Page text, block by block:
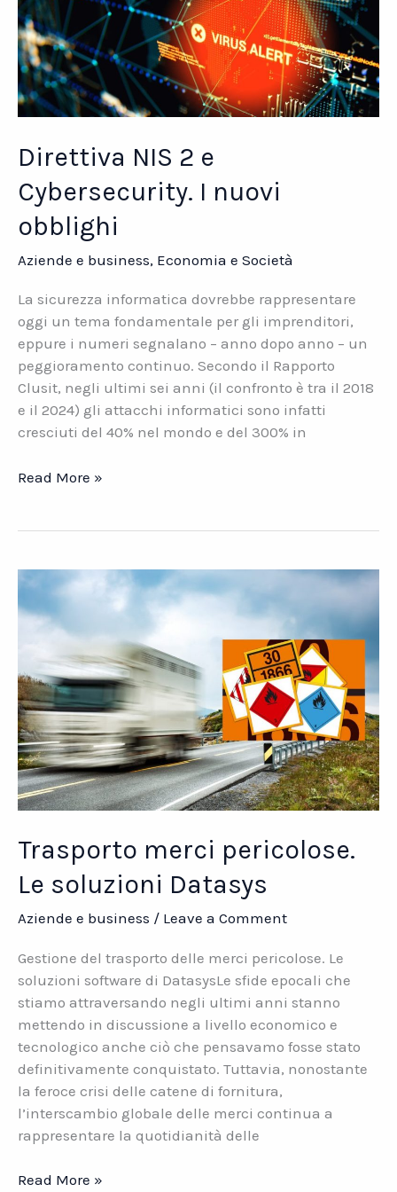
Direttiva NIS 2 e
Cybersecurity. I nuovi
obblighi
Aziende e business, Economia e Società
La sicurezza informatica dovrebbe rappresentare
oggi un tema fondamentale per gli imprenditori,
eppure i numeri segnalano – anno dopo anno – un
peggioramento continuo. Secondo il Rapporto
Clusit, negli ultimi sei anni (il confronto è tra il 2018
e il 2024) gli attacchi informatici sono infatti
cresciuti del 40% nel mondo e del 300% in
Direttiva
I
nuovi
obblighi
Read More »
Trasporto merci pericolose.
Le soluzioni Datasys
Aziende e business / Leave a Comment
Gestione del trasporto delle merci pericolose. Le
soluzioni software di DatasysLe sfide epocali che
stiamo attraversando negli ultimi anni stanno
mettendo in discussione a livello economico e
tecnologico anche ciò che pensavamo fosse stato
definitivamente conquistato. Tuttavia, nonostante
la feroce crisi delle catene di fornitura,
l’interscambio globale delle merci continua a
rappresentare la quotidianità delle
Trasporto
Read More »